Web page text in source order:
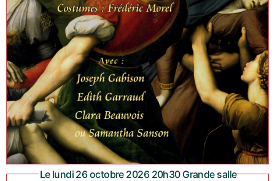
Le lundi 26 octobre 2026 20h30 Grande salle